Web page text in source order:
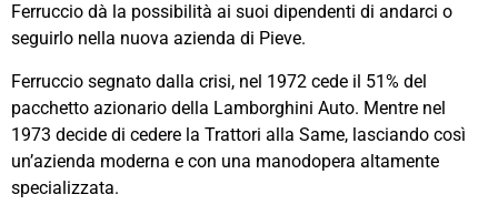
Ferruccio dà la possibilità ai suoi dipendenti di andarci o
seguirlo nella nuova azienda di Pieve.
Ferruccio segnato dalla crisi, nel 1972 cede il 51% del
pacchetto azionario della Lamborghini Auto. Mentre nel
1973 decide di cedere la Trattori alla Same, lasciando così
un’azienda moderna e con una manodopera altamente
specializzata.